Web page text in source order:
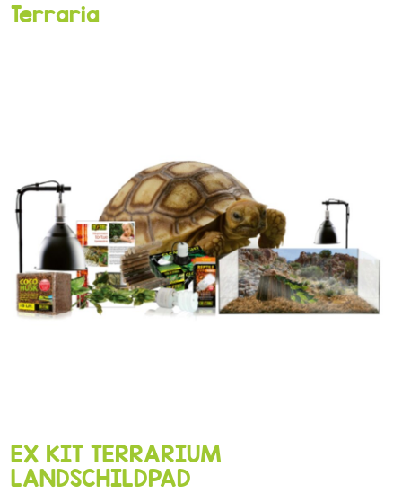
Terraria
EX KIT TERRARIUM
LANDSCHILDPAD